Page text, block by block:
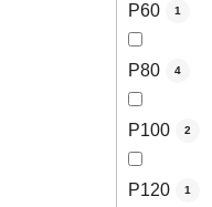
P60 1
P80 4
P100 2
P120 1